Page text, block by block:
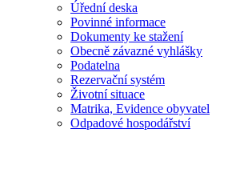
Úřední deska
Povinné informace
Dokumenty ke stažení
Obecně závazné vyhlášky
Podatelna
Rezervační systém
Životní situace
Matrika, Evidence obyvatel
Odpadové hospodářství